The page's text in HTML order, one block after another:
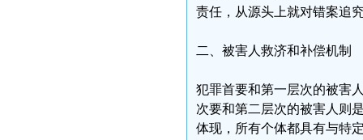
责任，从源头上就对错案追
二、被害人救济和补偿机制
犯罪首要和第一层次的被害
次要和第二层次的被害人则
体现，所有个体都具有与特